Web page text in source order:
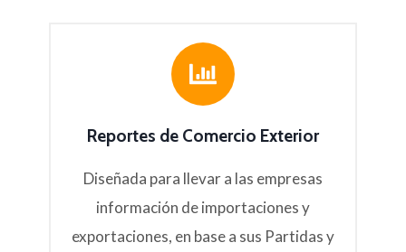
Reportes de Comercio Exterior
Diseñada para llevar a las empresas
información de importaciones y
exportaciones, en base a sus Partidas y